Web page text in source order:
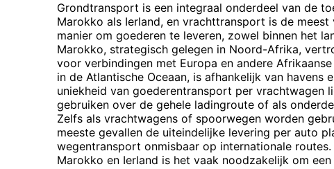
Grondtransport is een integraal onderdeel van de
Marokko als Ierland, en vrachttransport is de
manier om goederen te leveren, zowel binnen het
Marokko, strategisch gelegen in Noord-Afrika,
voor verbindingen met Europa en andere
in de Atlantische Oceaan, is afhankelijk van havens
uniekheid van goederentransport per vrachtwagen
gebruiken over de gehele ladingroute of als
Zelfs als vrachtwagens of spoorwegen worden
meeste gevallen de uiteindelijke levering per auto
wegentransport onmisbaar op internationale
Marokko en Ierland is het vaak noodzakelijk om